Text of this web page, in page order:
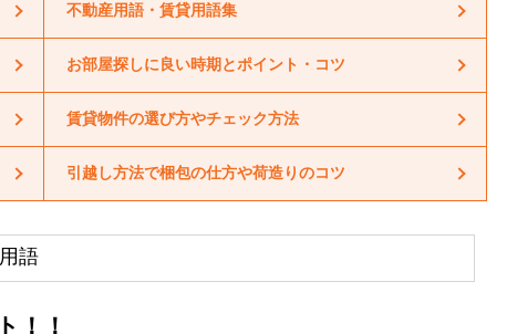
不動産用語・賃貸用語集
お部屋探しに良い時期とポイント・コツ
賃貸物件の選び方やチェック方法
引越し方法で梱包の仕方や荷造りのコツ